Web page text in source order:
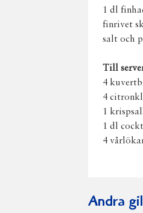
1 dl
finrivet
salt och
Till
4
4
1
1 dl
4
Andra